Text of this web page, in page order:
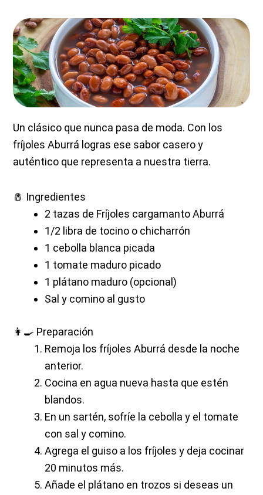
Un clásico que nunca pasa de moda. Con los
fríjoles Aburrá logras ese sabor casero y
auténtico que representa a nuestra tierra.
🧂 Ingredientes
2 tazas de Fríjoles cargamanto Aburrá
1/2 libra de tocino o chicharrón
1 cebolla blanca picada
1 tomate maduro picado
1 plátano maduro (opcional)
Sal y comino al gusto
👩‍🍳 Preparación
Remoja los fríjoles Aburrá desde la noche
anterior.
Cocina en agua nueva hasta que estén
blandos.
En un sartén, sofríe la cebolla y el tomate
con sal y comino.
Agrega el guiso a los fríjoles y deja cocinar
20 minutos más.
Añade el plátano en trozos si deseas un